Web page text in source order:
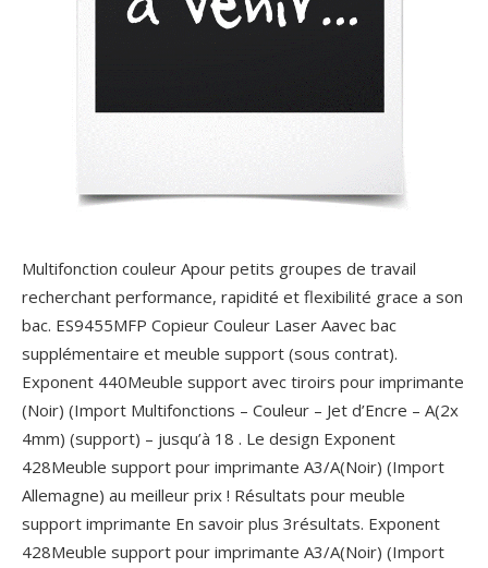
Multifonction couleur Apour petits groupes de travail
recherchant performance, rapidité et flexibilité grace a son
bac. ES9455MFP Copieur Couleur Laser Aavec bac
supplémentaire et meuble support (sous contrat).
Exponent 440Meuble support avec tiroirs pour imprimante
(Noir) (Import Multifonctions – Couleur – Jet d’Encre – A(2x
4mm) (support) – jusqu’à 18 . Le design Exponent
428Meuble support pour imprimante A3/A(Noir) (Import
Allemagne) au meilleur prix ! Résultats pour meuble
support imprimante En savoir plus 3résultats. Exponent
428Meuble support pour imprimante A3/A(Noir) (Import